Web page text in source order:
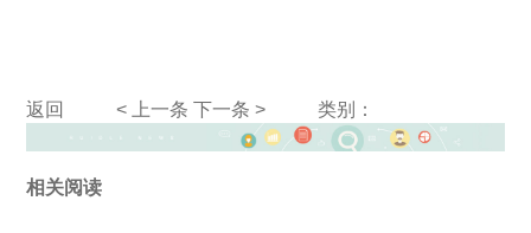
返回 < 上一条 下一条 > 类别：
相关阅读